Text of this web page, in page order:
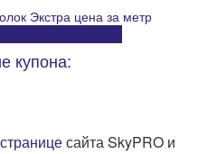
купона:
сайта SkyPRO и